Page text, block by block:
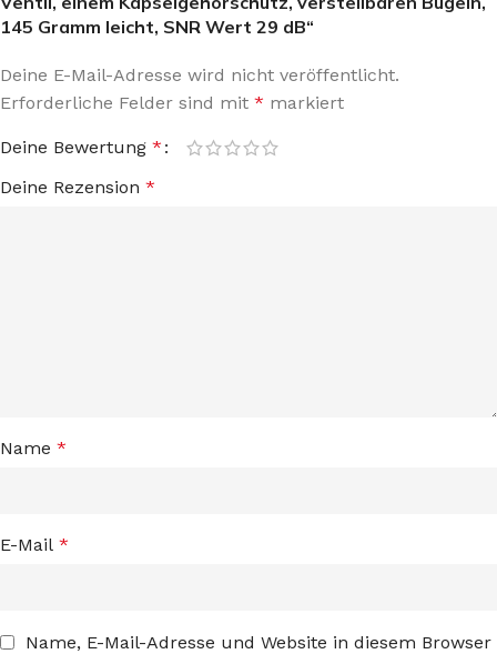
145 Gramm leicht, SNR Wert 29 dB“
Deine E-Mail-Adresse wird nicht veröffentlicht.
Erforderliche Felder sind mit * markiert
Deine Bewertung *
Deine Rezension *
Name *
E-Mail *
Name, E-Mail-Adresse und Website in diesem Browser